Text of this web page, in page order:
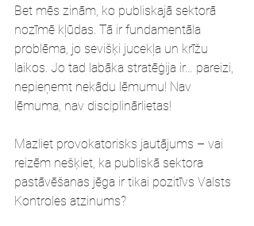
Bet mēs zinām, ko publiskajā sektorā
nozīmē kļūdas. Tā ir fundamentāla
problēma, jo sevišķi jucekļa un krīžu
laikos. Jo tad labāka stratēģija ir… pareizi,
nepieņemt nekādu lēmumu! Nav
lēmuma, nav disciplinārlietas!
Mazliet provokatorisks jautājums – vai
reizēm nešķiet, ka publiskā sektora
pastāvēšanas jēga ir tikai pozitīvs Valsts
Kontroles atzinums?